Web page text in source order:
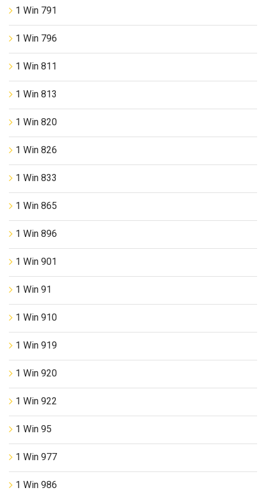
1 Win 791
1 Win 796
1 Win 811
1 Win 813
1 Win 820
1 Win 826
1 Win 833
1 Win 865
1 Win 896
1 Win 901
1 Win 91
1 Win 910
1 Win 919
1 Win 920
1 Win 922
1 Win 95
1 Win 977
1 Win 986